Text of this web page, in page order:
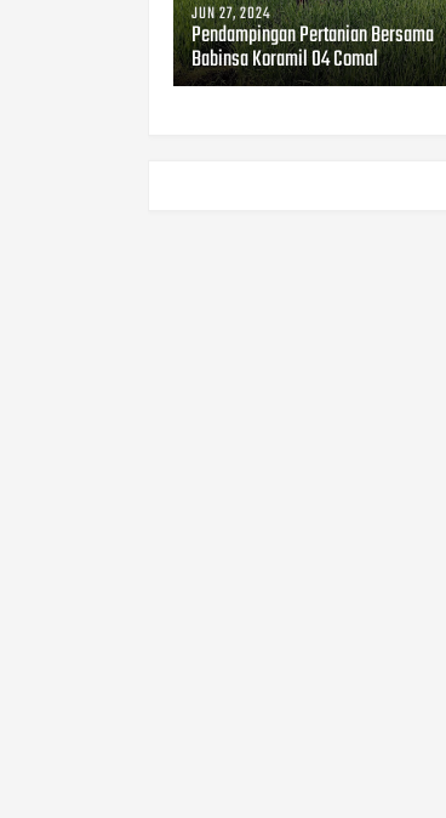
JUN 27, 2024
Pendampingan Pertanian Bersama
Babinsa Koramil 04 Comal